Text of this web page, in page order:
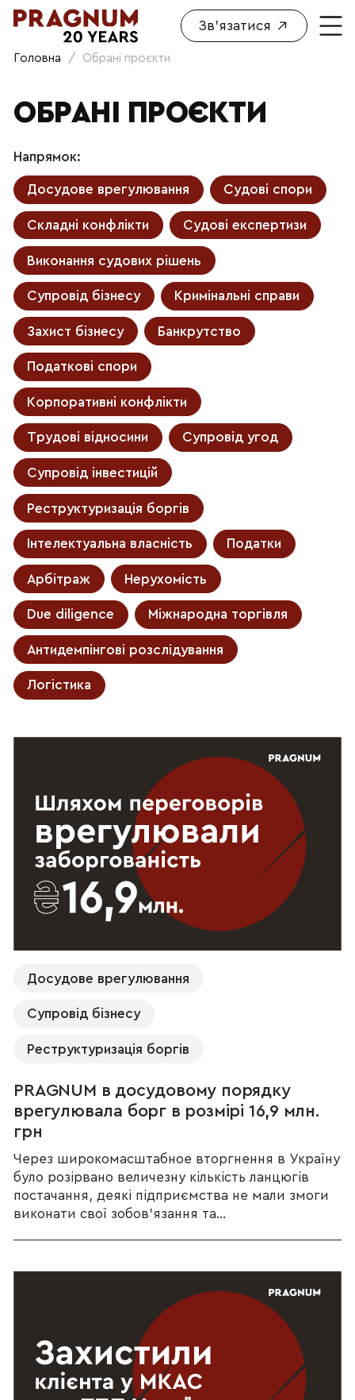
Зв'язатися
Головна / Обрані проєкти
ОБРАНІ ПРОЄКТИ
Напрямок:
Досудове врегулювання Судові спори
Складні конфлікти Судові експертизи
Виконання судових рішень
Супровід бізнесу Кримінальні справи
Захист бізнесу Банкрутство
Податкові спори
Корпоративні конфлікти
Трудові відносини Супровід угод
Супровід інвестицій
Реструктуризація боргів
Інтелектуальна власність Податки
Арбітраж Нерухомість
Due diligence Міжнародна торгівля
Антидемпінгові розслідування
Логістика
Досудове врегулювання
Супровід бізнесу
Реструктуризація боргів
PRAGNUM в досудовому порядку
врегулювала борг в розмірі 16,9 млн.
грн
Через широкомасштабное вторгнення в Україну
було розірвано величезну кількість ланцюгів
постачання, деякі підприємства не мали змоги
виконати свої зобов’язання та...